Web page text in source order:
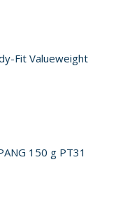
Fit Valueweight
150 g PT31